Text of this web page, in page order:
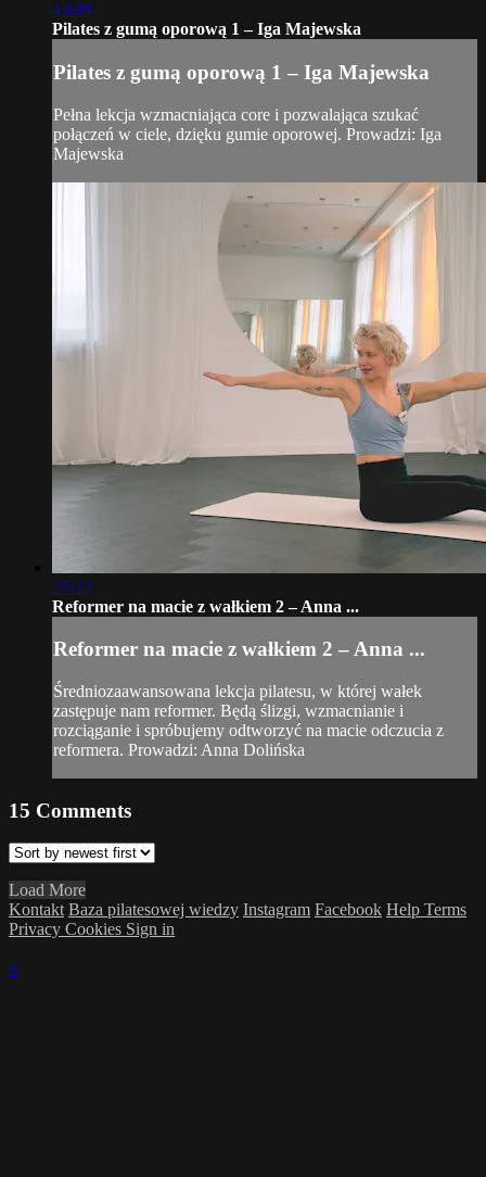
43:09
Pilates z gumą oporową 1 – Iga Majewska
Pilates z gumą oporową 1 – Iga Majewska
Pełna lekcja wzmacniająca core i pozwalająca szukać
połączeń w ciele, dzięku gumie oporowej. Prowadzi: Iga
Majewska
27:22
Reformer na macie z wałkiem 2 – Anna ...
Reformer na macie z wałkiem 2 – Anna ...
Średniozaawansowana lekcja pilatesu, w której wałek
zastępuje nam reformer. Będą ślizgi, wzmacnianie i
rozciąganie i spróbujemy odtworzyć na macie odczucia z
reformera. Prowadzi: Anna Dolińska
15 Comments
Load More
Kontakt Baza pilatesowej wiedzy Instagram Facebook Help Terms
Privacy Cookies Sign in
×